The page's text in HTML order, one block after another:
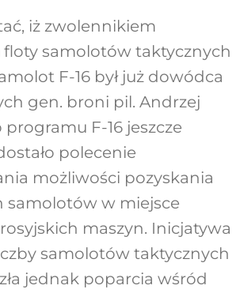
iż zwolennikiem
samolotów taktycznych
F-16 był już dowódca
gen. broni pil. Andrzej
programu F-16 jeszcze
polecenie
możliwości pozyskania
samolotów w miejsce
maszyn. Inicjatywa
samolotów taktycznych
jednak poparcia wśród